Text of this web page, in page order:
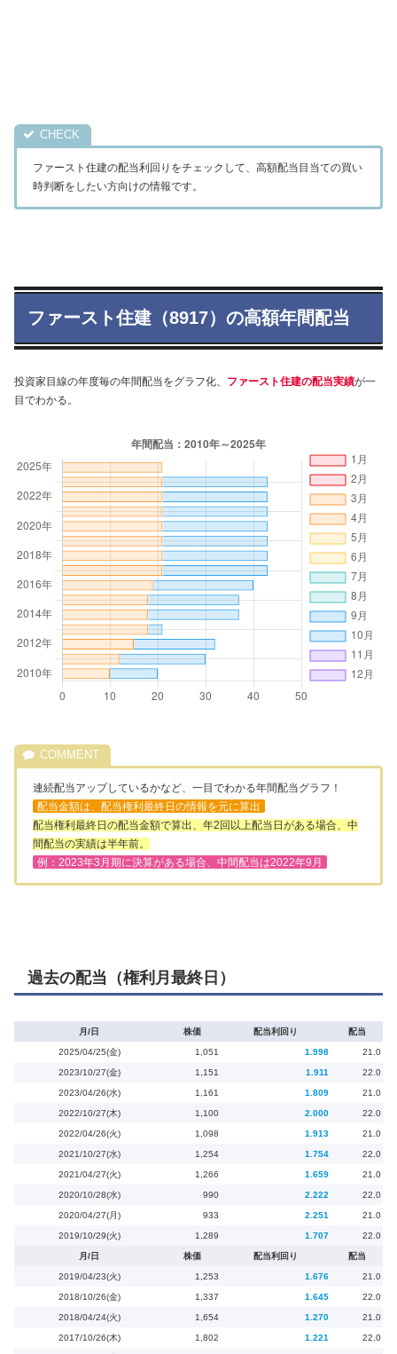
ファースト住建の配当利回りをチェックして、高額配当目当ての買い
時判断をしたい方向けの情報です。
ファースト住建（8917）の高額年間配当
投資家目線の年度毎の年間配当をグラフ化、 ファースト住建の配当実績が一
目でわかる。
連続配当アップしているかなど、一目でわかる年間配当グラフ！
配当金額は、配当権利最終日の情報を元に算出
配当権利最終日の配当金額で算出、年2回以上配当日がある場合、中
間配当の実績は半年前。
例：2023年3月期に決算がある場合、中間配当は2022年9月
過去の配当（権利月最終日）
月/日 株価 配当利回り 配当
2025/04/25(金) 1,051 1.998 21.0
2023/10/27(金) 1,151 1.911 22.0
2023/04/26(水) 1,161 1.809 21.0
2022/10/27(木) 1,100 2.000 22.0
2022/04/26(火) 1,098 1.913 21.0
2021/10/27(水) 1,254 1.754 22.0
2021/04/27(火) 1,266 1.659 21.0
2020/10/28(水) 990 2.222 22.0
2020/04/27(月) 933 2.251 21.0
2019/10/29(火) 1,289 1.707 22.0
月/日 株価 配当利回り 配当
2019/04/23(火) 1,253 1.676 21.0
2018/10/26(金) 1,337 1.645 22.0
2018/04/24(火) 1,654 1.270 21.0
2017/10/26(木) 1,802 1.221 22.0